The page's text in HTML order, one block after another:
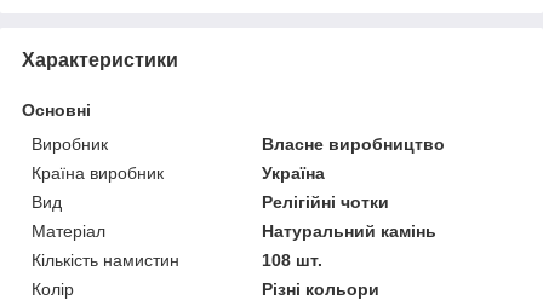
Характеристики
Основні
Виробник
Власне виробництво
Країна виробник
Україна
Вид
Релігійні чотки
Матеріал
Натуральний камінь
Кількість намистин
108 шт.
Колір
Різні кольори